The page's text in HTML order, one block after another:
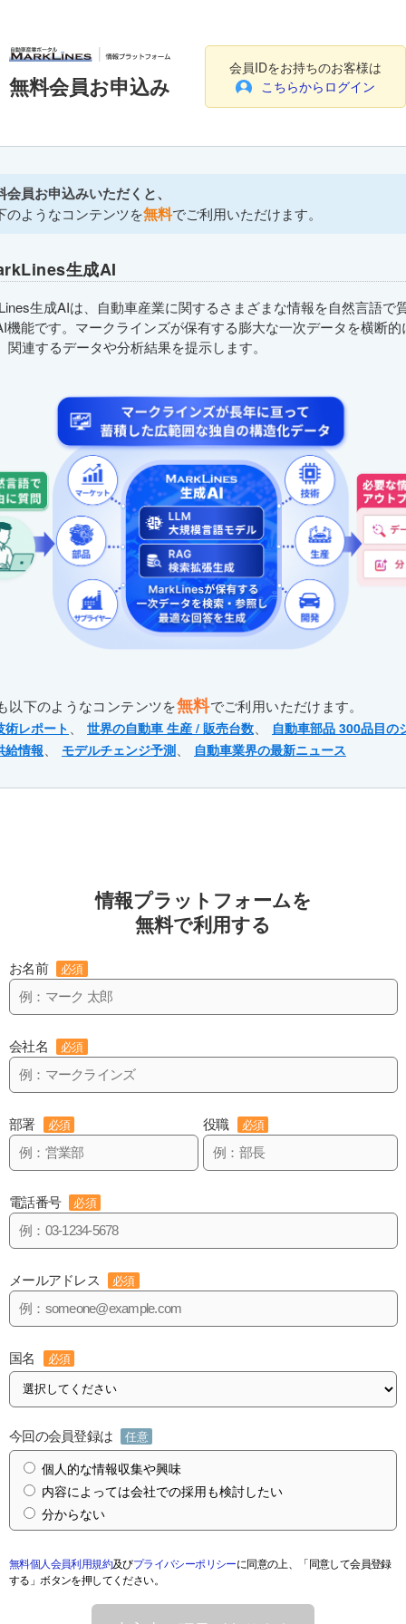
無料会員お申込み
会員IDをお持ちのお客様は
こちらからログイン
会員お申込みいただくと、
のようなコンテンツを無料でご利用いただけます。
生成AI
生成AIは、自動車産業に関するさまざまな情報を自然言語で
機能です。マークラインズが保有する膨大な一次データを横断的
関連するデータや分析結果を提示します。
以下のようなコンテンツを無料でご利用いただけます。
術レポート 、 世界の自動車 生産 / 販売台数、
自動車部品 300品目の
給情報、 モデルチェンジ予測、 自動車業界の最新ニュース
情報プラットフォームを
無料で利用する
お名前 必須
会社名 必須
部署 必須 役職 必須
電話番号 必須
メールアドレス 必須
国名 必須
今回の会員登録は 任意
個人的な情報収集や興味
内容によっては会社での採用も検討したい
分からない
無料個人会員利用規約及びプライバシーポリシーに同意の上、「同意して会員登録
する」ボタンを押してください。